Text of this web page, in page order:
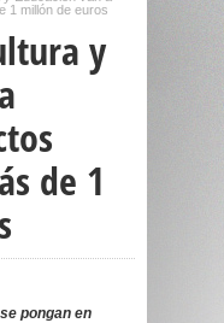
1 millón de euros
y
de 1
pongan en